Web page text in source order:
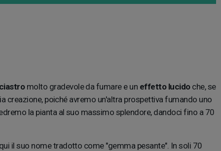
molto gradevole da fumare e un effetto lucidoche, se
creazione, poiché avremo un'altra prospettiva fumando uno
la pianta al suo massimo splendore, dandoci fino a 70
il suo nome tradotto come "gemma pesante". In soli 70